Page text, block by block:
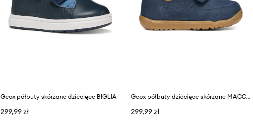
Geox półbuty skórzane dziecięce BIGLIA
299,99 zł
Geox półbuty dziecięce skórzane MACCHIA
299,99 zł